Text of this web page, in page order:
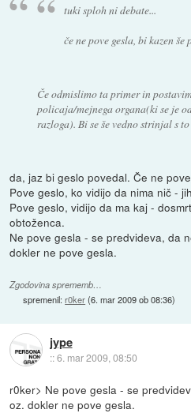
tuki sploh ni debate...
če ne pove gesla, bi kazen
Če odmislimo ta primer in
policaja/mejnega organa(ki se je
razloga). Bi se še vedno strinjal s
da, jaz bi geslo povedal. Če ne
Pove geslo, ko vidijo da nima nič -
Pove geslo, vidijo da ma kaj -
obtoženca.
Ne pove gesla - se predvideva, da
dokler ne pove gesla.
Zgodovina sprememb…
spremenil:r0ker(6. mar 2009 ob 08:36)
jype
::6. mar 2009, 08:50
r0ker> Ne pove gesla - se
oz. dokler ne pove gesla.